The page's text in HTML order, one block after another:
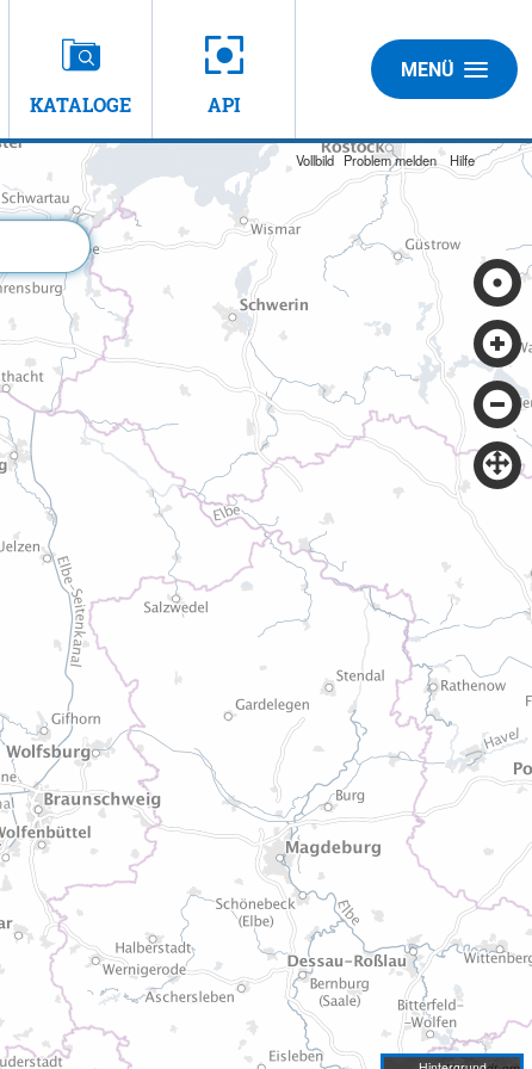
KATALOGE API
MENÜ